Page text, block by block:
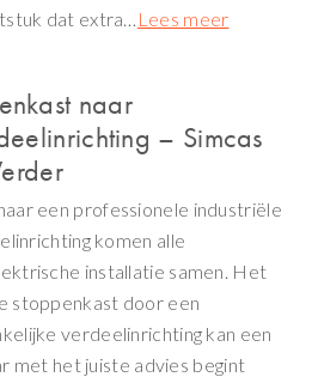
dat extra… Lees meer
naar
– Simcas
een professionele industriële
komen alle
installatie samen. Het
stoppenkast door een
verdeelinrichting kan een
met het juiste advies begint